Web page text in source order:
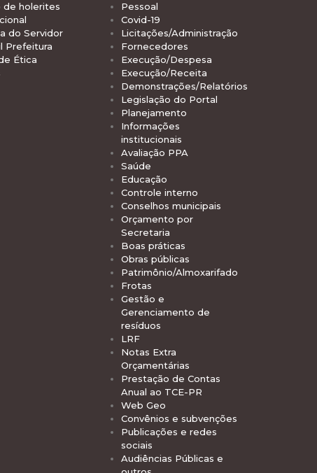
de holerites
do Servidor
Prefeitura
Ética
Pessoal
Covid-19
Licitações/Administração
Fornecedores
Execução/Despesa
Execução/Receita
Demonstrações/Relatórios
Legislação do Portal
Planejamento
Informações
institucionais
Avaliação PPA
Saúde
Educação
Controle interno
Conselhos municipais
Orçamento por
Secretaria
Boas práticas
Obras públicas
Patrimônio/Almoxarifado
Frotas
Gestão e
Gerenciamento de
resíduos
LRF
Notas Extra
Orçamentárias
Prestação de Contas
Anual ao TCE-PR
Web Geo
Convênios e subvenções
Publicações e redes
sociais
Audiências Públicas e